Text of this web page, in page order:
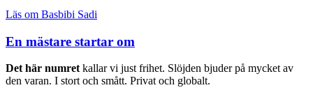
Läs om Basbibi Sadi
En mästare startar om
Det här numret kallar vi just frihet. Slöjden bjuder på mycket av
den varan. I stort och smått. Privat och globalt.